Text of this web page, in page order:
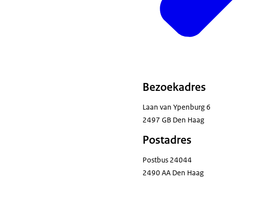
Bezoekadres
Laan van Ypenburg 6
2497 GB Den Haag
Postadres
Postbus 24044
2490 AA Den Haag